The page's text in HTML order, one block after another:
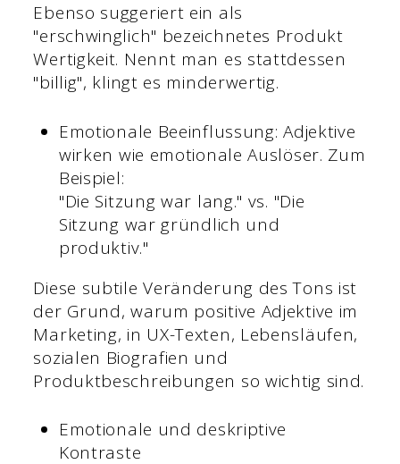
Ebenso suggeriert ein als
"erschwinglich" bezeichnetes Produkt
Wertigkeit. Nennt man es stattdessen
"billig", klingt es minderwertig.
Emotionale Beeinflussung: Adjektive
wirken wie emotionale Auslöser. Zum
Beispiel:
"Die Sitzung war lang." vs. "Die
Sitzung war gründlich und
produktiv."
Diese subtile Veränderung des Tons ist
der Grund, warum positive Adjektive im
Marketing, in UX-Texten, Lebensläufen,
sozialen Biografien und
Produktbeschreibungen so wichtig sind.
Emotionale und deskriptive
Kontraste